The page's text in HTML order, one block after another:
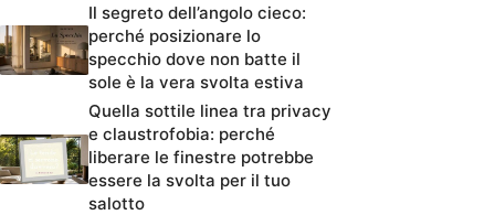
Il segreto dell’angolo cieco:
perché posizionare lo
specchio dove non batte il
sole è la vera svolta estiva
Quella sottile linea tra privacy
e claustrofobia: perché
liberare le finestre potrebbe
essere la svolta per il tuo
salotto